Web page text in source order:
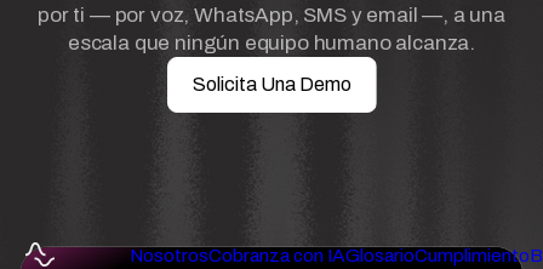
por ti — por voz, WhatsApp, SMS y email —, a una
escala que ningún equipo humano alcanza.
Solicita Una Demo
NosotrosCobranza con IAGlosarioCumplimiento